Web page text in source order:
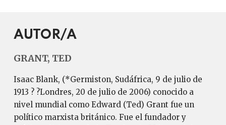
AUTOR/A
GRANT, TED
Isaac Blank, (*Germiston, Sudáfrica, 9 de julio de
1913 ? ?Londres, 20 de julio de 2006) conocido a
nivel mundial como Edward (Ted) Grant fue un
político marxista británico. Fue el fundador y